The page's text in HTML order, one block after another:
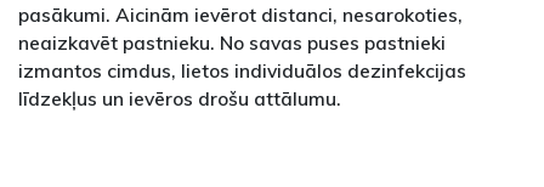
pasākumi. Aicinām ievērot distanci, nesarokoties,
neaizkavēt pastnieku. No savas puses pastnieki
izmantos cimdus, lietos individuālos dezinfekcijas
līdzekļus un ievēros drošu attālumu.